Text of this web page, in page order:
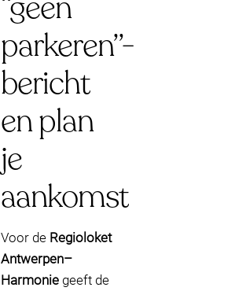
parkeren”-
bericht
en plan
je
aankomst
Voor de Regioloket
Antwerpen–
Harmonie geeft de